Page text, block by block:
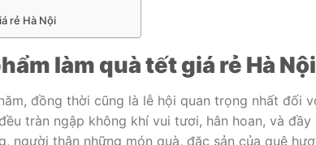
rẻ Hà Nội
làm quà tết giá rẻ Hà Nội
đồng thời cũng là lễ hội quan trọng nhất đối
tràn ngập không khí vui tươi, hân hoan, và đầy
người thân những món quà, đặc sản của quê